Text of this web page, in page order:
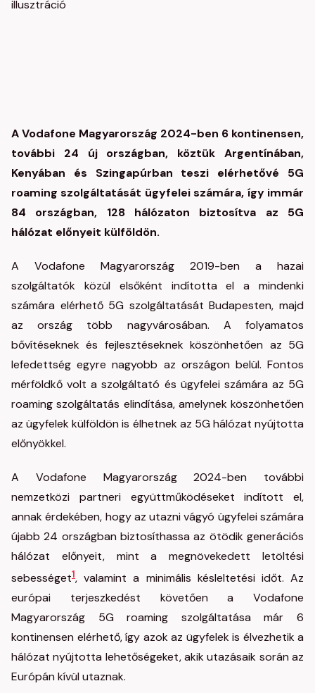
A Vodafone Magyarország 2024-ben 6 kontinensen,
további 24 új országban, köztük Argentínában,
Kenyában és Szingapúrban teszi elérhetővé 5G
roaming szolgáltatását ügyfelei számára, így immár
84 országban, 128 hálózaton biztosítva az 5G
hálózat előnyeit külföldön.
A Vodafone Magyarország 2019-ben a hazai
szolgáltatók közül elsőként indította el a mindenki
számára elérhető 5G szolgáltatását Budapesten, majd
az ország több nagyvárosában. A folyamatos
bővítéseknek és fejlesztéseknek köszönhetően az 5G
lefedettség egyre nagyobb az országon belül. Fontos
mérföldkő volt a szolgáltató és ügyfelei számára az 5G
roaming szolgáltatás elindítása, amelynek köszönhetően
az ügyfelek külföldön is élhetnek az 5G hálózat nyújtotta
előnyökkel.
A Vodafone Magyarország 2024-ben további
nemzetközi partneri együttműködéseket indított el,
annak érdekében, hogy az utazni vágyó ügyfelei számára
újabb 24 országban biztosíthassa az ötödik generációs
hálózat előnyeit, mint a megnövekedett letöltési
sebességet1, valamint a minimális késleltetési időt. Az
európai terjeszkedést követően a Vodafone
Magyarország 5G roaming szolgáltatása már 6
kontinensen elérhető, így azok az ügyfelek is élvezhetik a
hálózat nyújtotta lehetőségeket, akik utazásaik során az
Európán kívül utaznak.